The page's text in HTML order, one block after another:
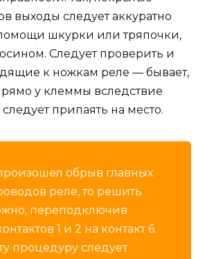
выходы следует аккуратно
шкурки или тряпочки,
Следует проверить и
к ножкам реле — бывает,
у клеммы вследствие
припаять на место.
обрыв главных
реле, то решить
переподключив
1 и 2 на контакт 6.
процедуру следует